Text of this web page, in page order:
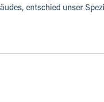
entschied unser